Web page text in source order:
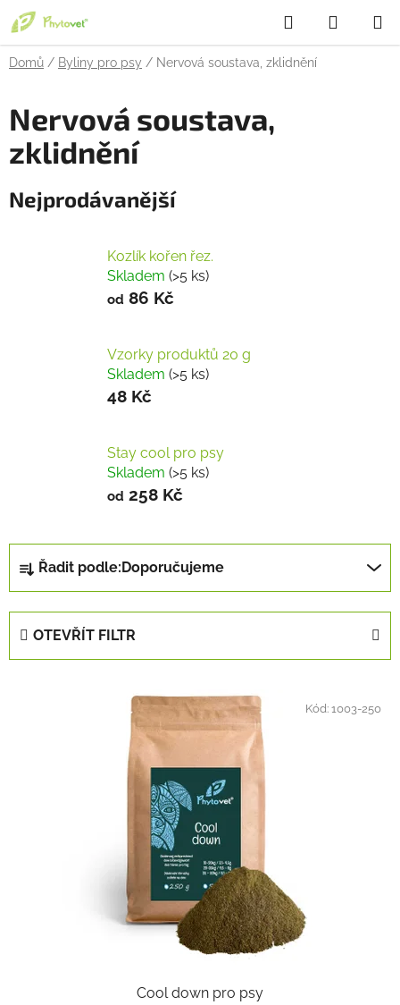
Přejít
na
obsah
Hledat
KOŠÍK
Domů / Byliny pro psy / Nervová soustava, zklidnění
Nervová soustava,
zklidnění
Nejprodávanější
Kozlík kořen řez.
Skladem (>5 ks)
od 86 Kč
Vzorky produktů 20 g
Skladem (>5 ks)
48 Kč
Stay cool pro psy
Skladem (>5 ks)
od 258 Kč
a
z
Řadit podle: Doporučujeme
OTEVŘÍT FILTR
Cool down pro psy
Kód:1003-250